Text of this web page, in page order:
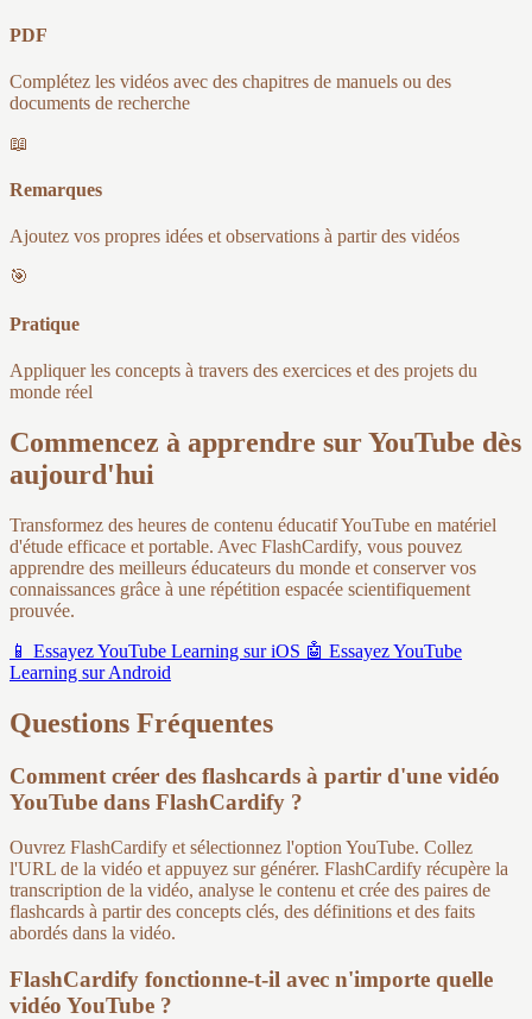
PDF
Complétez les vidéos avec des chapitres de manuels ou des
documents de recherche
📖
Remarques
Ajoutez vos propres idées et observations à partir des vidéos
🎯
Pratique
Appliquer les concepts à travers des exercices et des projets du
monde réel
Commencez à apprendre sur YouTube dès
aujourd'hui
Transformez des heures de contenu éducatif YouTube en matériel
d'étude efficace et portable. Avec FlashCardify, vous pouvez
apprendre des meilleurs éducateurs du monde et conserver vos
connaissances grâce à une répétition espacée scientifiquement
prouvée.
📱 Essayez YouTube Learning sur iOS 🤖 Essayez YouTube
Learning sur Android
Questions Fréquentes
Comment créer des flashcards à partir d'une vidéo
YouTube dans FlashCardify ?
Ouvrez FlashCardify et sélectionnez l'option YouTube. Collez
l'URL de la vidéo et appuyez sur générer. FlashCardify récupère la
transcription de la vidéo, analyse le contenu et crée des paires de
flashcards à partir des concepts clés, des définitions et des faits
abordés dans la vidéo.
FlashCardify fonctionne-t-il avec n'importe quelle
vidéo YouTube ?